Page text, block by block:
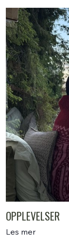
OPPLEVELSER
Les mer